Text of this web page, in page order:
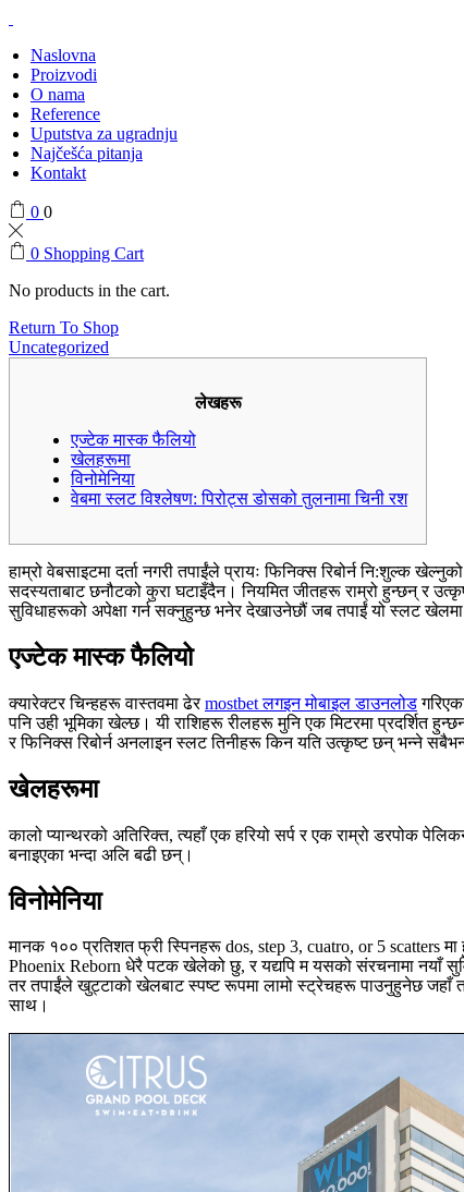
Naslovna
Proizvodi
O nama
Reference
Uputstva za ugradnju
Najčešća pitanja
Kontakt
0 0
0 Shopping Cart
No products in the cart.
Return To Shop
Uncategorized
लेखहरू
एज्टेक मास्क फैलियो
खेलहरूमा
विनोमेनिया
वेबमा स्लट विश्लेषण: पिरोट्स डोसको तुलनामा चिनी रश
हाम्रो वेबसाइटमा दर्ता नगरी तपाईंले प्रायः फिनिक्स रिबोर्न नि:शुल्क
सदस्यताबाट छनौटको कुरा घटाइँदैन। नियमित जीतहरू राम्रो हुन्छन् र
सुविधाहरूको अपेक्षा गर्न सक्नुहुन्छ भनेर देखाउनेछौं जब तपाईं यो स्लट
एज्टेक मास्क फैलियो
क्यारेक्टर चिन्हहरू वास्तवमा ढेरmostbet लगइन मोबाइल डाउनलोड
पनि उही भूमिका खेल्छ। यी राशिहरू रीलहरू मुनि एक मिटरमा प्रदर्शित
र फिनिक्स रिबोर्न अनलाइन स्लट तिनीहरू किन यति उत्कृष्ट छन् भन्ने
खेलहरूमा
कालो प्यान्थरको अतिरिक्त, त्यहाँ एक हरियो सर्प र एक राम्रो
बनाइएका भन्दा अलि बढी छन्।
विनोमेनिया
मानक १०० प्रतिशत फ्री स्पिनहरू dos, step 3, cuatro, or 5 scatters
Phoenix Reborn धेरै पटक खेलेको छु, र यद्यपि म यसको संरचनामा नयाँ
तर तपाईंले खुट्टाको खेलबाट स्पष्ट रूपमा लामो स्ट्रेचहरू पाउनुहुनेछ जहाँ
साथ।